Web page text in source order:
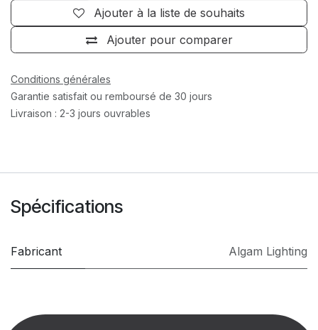
Ajouter pour comparer
Ajouter à la liste de souhaits
Conditions générales
Garantie satisfait ou remboursé de 30 jours
Livraison : 2-3 jours ouvrables
Spécifications
Fabricant Algam Lighting